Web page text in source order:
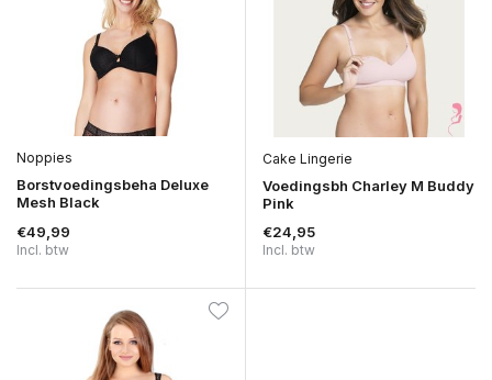
Noppies
Borstvoedingsbeha Deluxe
Mesh Black
€49,99
Incl. btw
Cake Lingerie
Voedingsbh Charley M Buddy
Pink
€24,95
Incl. btw